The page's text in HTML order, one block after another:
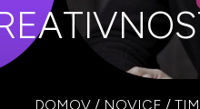
DOMOV/ NOVICE /